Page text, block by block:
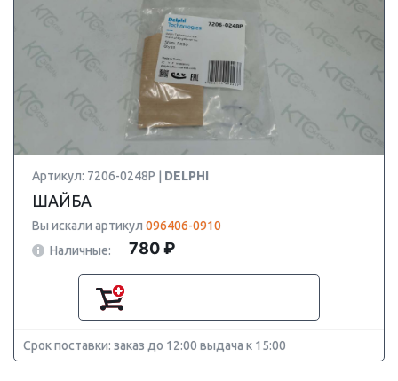
Артикул: 7206-0248P | DELPHI
ШАЙБА
Вы искали артикул 096406-0910
Наличные:
780 ₽
Срок поставки: заказ до 12:00 выдача к 15:00